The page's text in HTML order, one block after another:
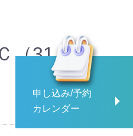
申し込み/予約
カレンダー
（31